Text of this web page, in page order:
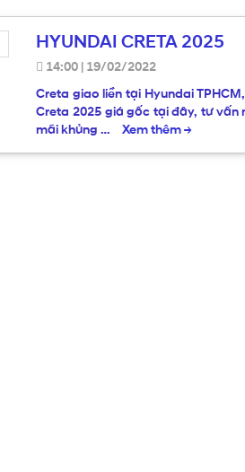
HYUNDAI CRETA 2025
14:00 | 19/02/2022
Creta giao liền tại Hyundai
Creta 2025 giá gốc tại đây, tư
mãi khủng …
Xem thêm→